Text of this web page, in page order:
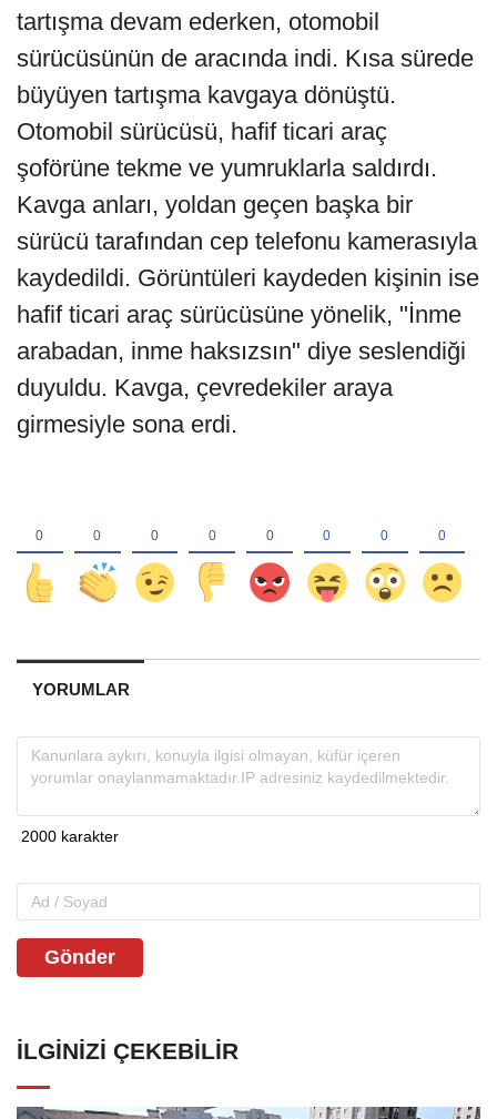
tartışma devam ederken, otomobil
sürücüsünün de aracında indi. Kısa sürede
büyüyen tartışma kavgaya dönüştü.
Otomobil sürücüsü, hafif ticari araç
şoförüne tekme ve yumruklarla saldırdı.
Kavga anları, yoldan geçen başka bir
sürücü tarafından cep telefonu kamerasıyla
kaydedildi. Görüntüleri kaydeden kişinin ise
hafif ticari araç sürücüsüne yönelik, "İnme
arabadan, inme haksızsın" diye seslendiği
duyuldu. Kavga, çevredekiler araya
girmesiyle sona erdi.
YORUMLAR
Gönder
İLGINIZI ÇEKEBILIR